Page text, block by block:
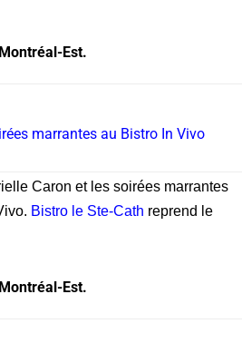
Est.
marrantes au Bistro In Vivo
Caron et les soirées marrantes
Bistro le Ste-Cath reprend le
Est.